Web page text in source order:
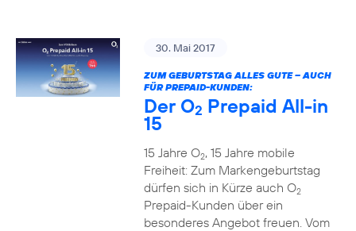
30. Mai 2017
ZUM GEBURTSTAG ALLES GUTE – AUCH
FÜR PREPAID-KUNDEN:
Der O2 Prepaid All-in
15
15 Jahre O2, 15 Jahre mobile
Freiheit: Zum Markengeburtstag
dürfen sich in Kürze auch O2
Prepaid-Kunden über ein
besonderes Angebot freuen. Vom